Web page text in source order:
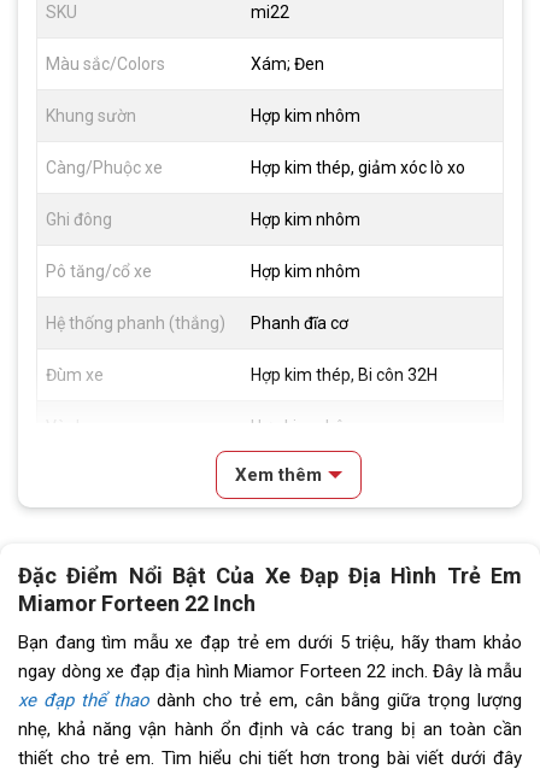
SKU mi22
Màu sắc/Colors Xám; Đen
Khung sườn Hợp kim nhôm
Càng/Phuộc xe Hợp kim thép, giảm xóc lò xo
Ghi đông Hợp kim nhôm
Pô tăng/cổ xe Hợp kim nhôm
Hệ thống phanh (thắng) Phanh đĩa cơ
Đùm xe Hợp kim thép, Bi côn 32H
Hợp kim nhôm
Kenda 22x1.95
Tăng tốc trước (Gạt
đĩa)
N/A
Tăng tốc sau (Gạt líp) Shimano Tourney TZ
Đùi đĩa
Hợp kim nhôm, cốt vuông, bạc
đạn
Xem thêm
Đặc Điểm Nổi Bật Của Xe Đạp Địa Hình Trẻ Em
Miamor Forteen 22 Inch
Bạn đang tìm mẫu xe đạp trẻ em dưới 5 triệu, hãy tham khảo
ngay dòng xe đạp địa hình Miamor Forteen 22 inch. Đây là mẫu
xe đạp thể thao dành cho trẻ em, cân bằng giữa trọng lượng
nhẹ, khả năng vận hành ổn định và các trang bị an toàn cần
thiết cho trẻ em. Tìm hiểu chi tiết hơn trong bài viết dưới đây